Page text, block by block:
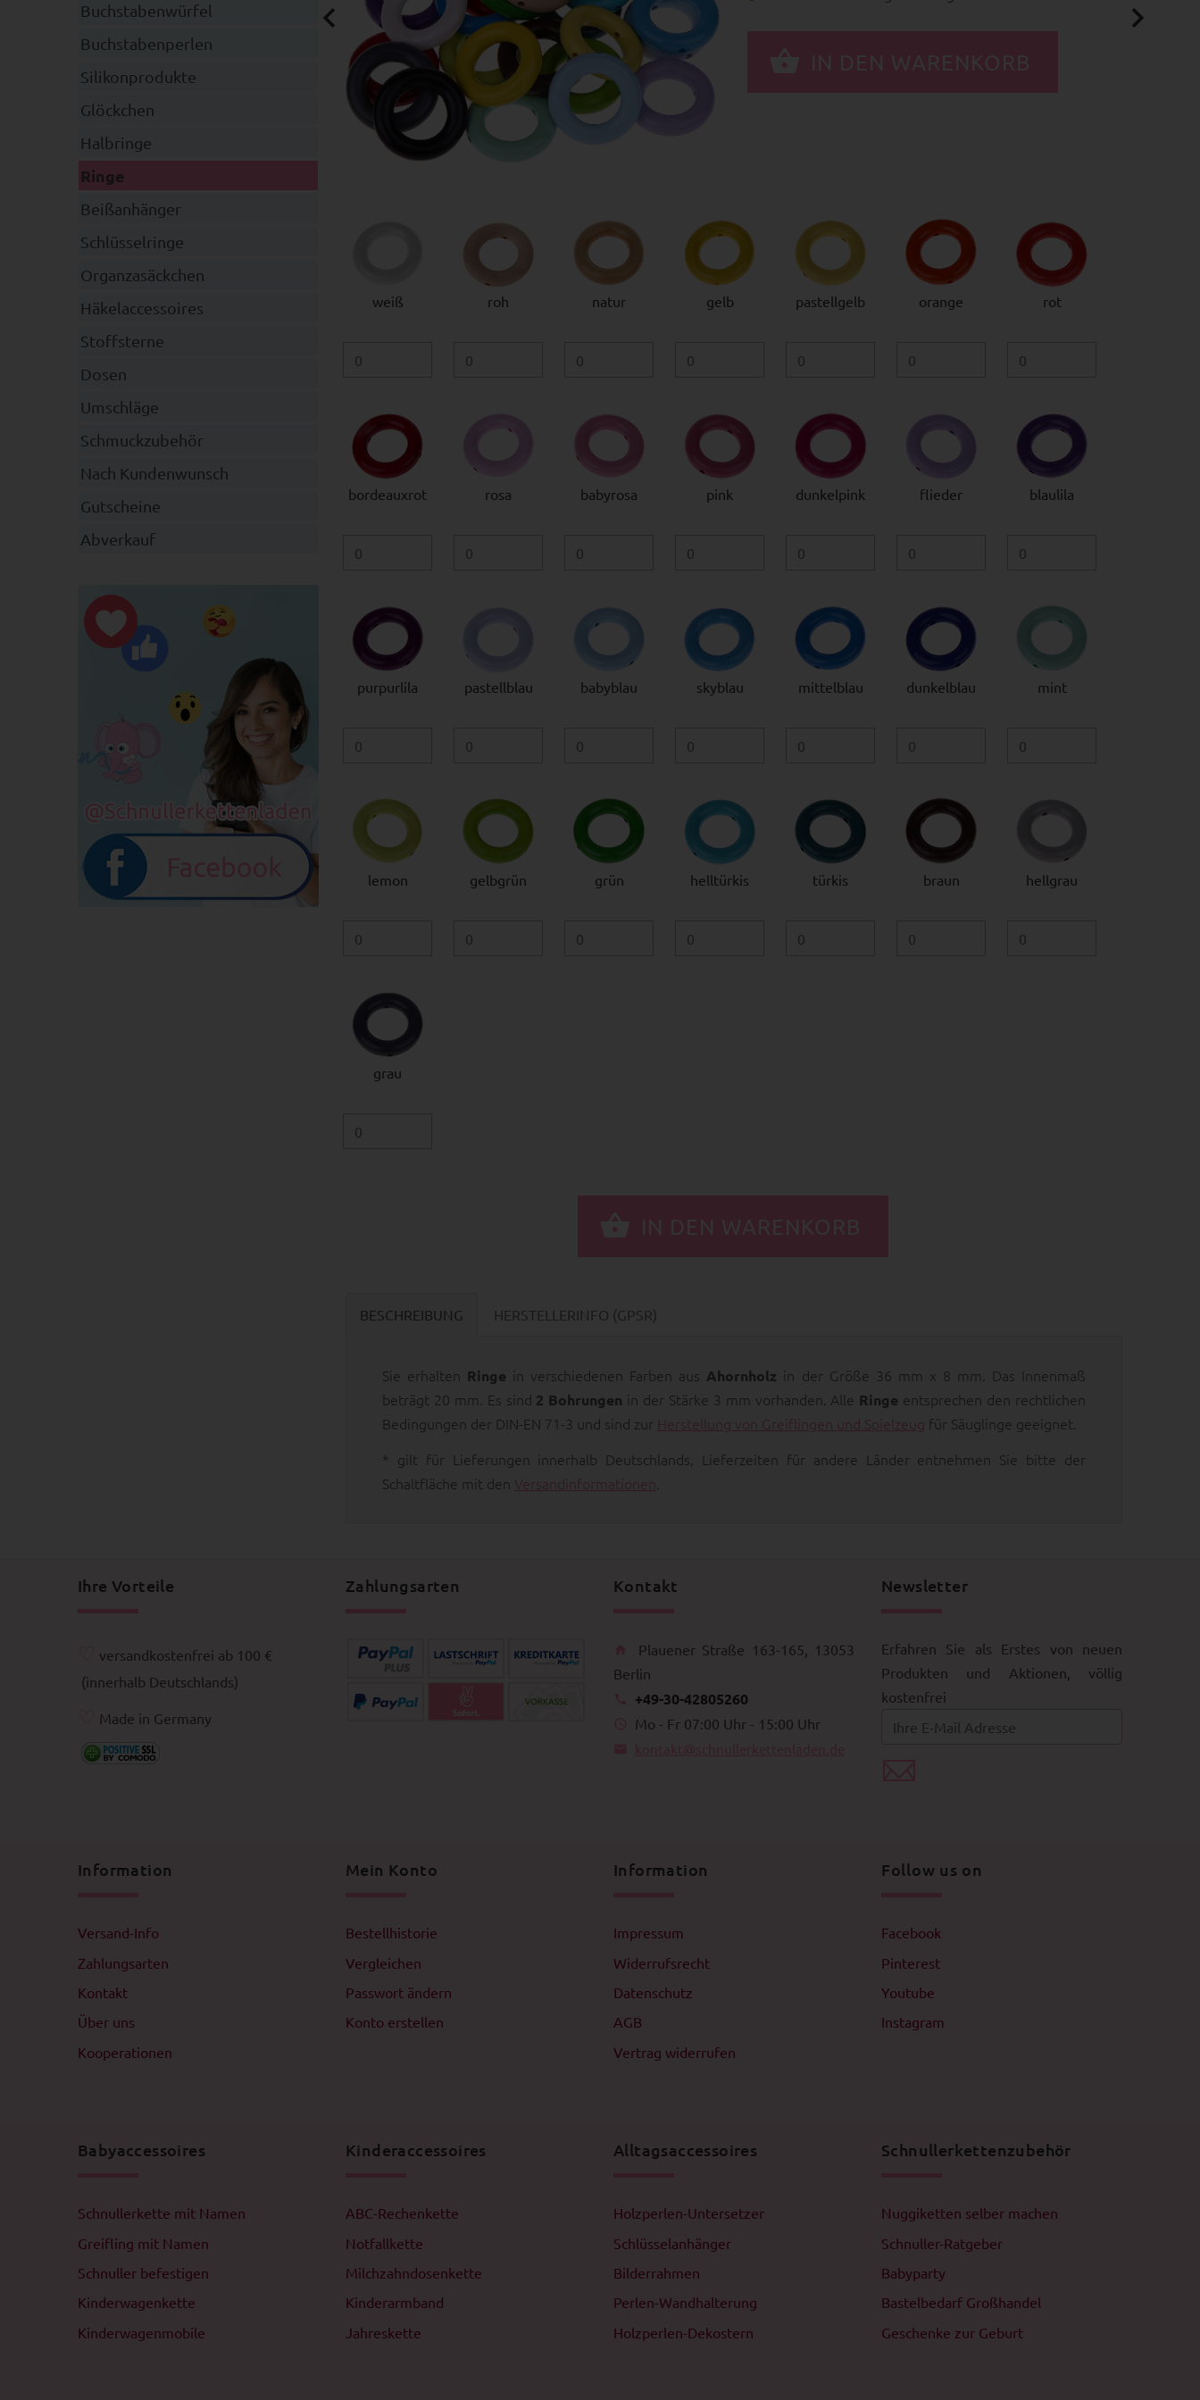
weiß roh natur gelb pastellgelb orange rot
bordeauxrot rosa babyrosa pink dunkelpink flieder blaulila
purpurlila pastellblau babyblau skyblau mittelblau dunkelblau mint
lemon gelbgrün grün helltürkis türkis braun hellgrau
grau
BESCHREIBUNG HERSTELLERINFO (GPSR)
Sie erhalten Ringe in verschiedenen Farben aus Ahornholz in der Größe 36 mm x 8 mm. Das Innenmaß
beträgt 20 mm. Es sind 2 Bohrungen in der Stärke 3 mm vorhanden. Alle Ringe entsprechen den rechtlichen
Bedingungen der DIN-EN 71-3 und sind zur Herstellung von Greiflingen und Spielzeug für Säuglinge geeignet.
* gilt für Lieferungen innerhalb Deutschlands, Lieferzeiten für andere Länder entnehmen Sie bitte der
Schaltfläche mit den Versandinformationen
Buchstabenwürfel
Buchstabenperlen
Silikonprodukte
Glöckchen
Halbringe
Ringe
Beißanhänger
Schlüsselringe
Organzasäckchen
Häkelaccessoires
Stoffsterne
Dosen
Umschläge
Schmuckzubehör
Nach Kundenwunsch
Gutscheine
Abverkauf
Ihre Vorteile
versandkostenfrei ab 100 €
(innerhalb Deutschlands)
Made in Germany
Zahlungsarten Kontakt
Plauener Straße 163-165, 13053
Berlin
+49-30-42805260
Mo - Fr 07:00 Uhr - 15:00 Uhr
Newsletter
Erfahren Sie als Erstes von neuen
Produkten und Aktionen, völlig
kostenfrei
Information
Versand-Info
Zahlungsarten
Kontakt
Über uns
Kooperationen
Mein Konto
Bestellhistorie
Vergleichen
Passwort ändern
Konto erstellen
Information
Impressum
Widerrufsrecht
Datenschutz
AGB
Vertrag widerrufen
Follow us on
Facebook
Pinterest
Youtube
Instagram
Babyaccessoires
Schnullerkette mit Namen
Greifling mit Namen
Schnuller befestigen
Kinderwagenkette
Kinderwagenmobile
Kinderaccessoires
ABC-Rechenkette
Notfallkette
Milchzahndosenkette
Kinderarmband
Jahreskette
Alltagsaccessoires
Holzperlen-Untersetzer
Schlüsselanhänger
Bilderrahmen
Perlen-Wandhalterung
Holzperlen-Dekostern
Schnullerkettenzubehör
Nuggiketten selber machen
Schnuller-Ratgeber
Babyparty
Bastelbedarf Großhandel
Geschenke zur Geburt